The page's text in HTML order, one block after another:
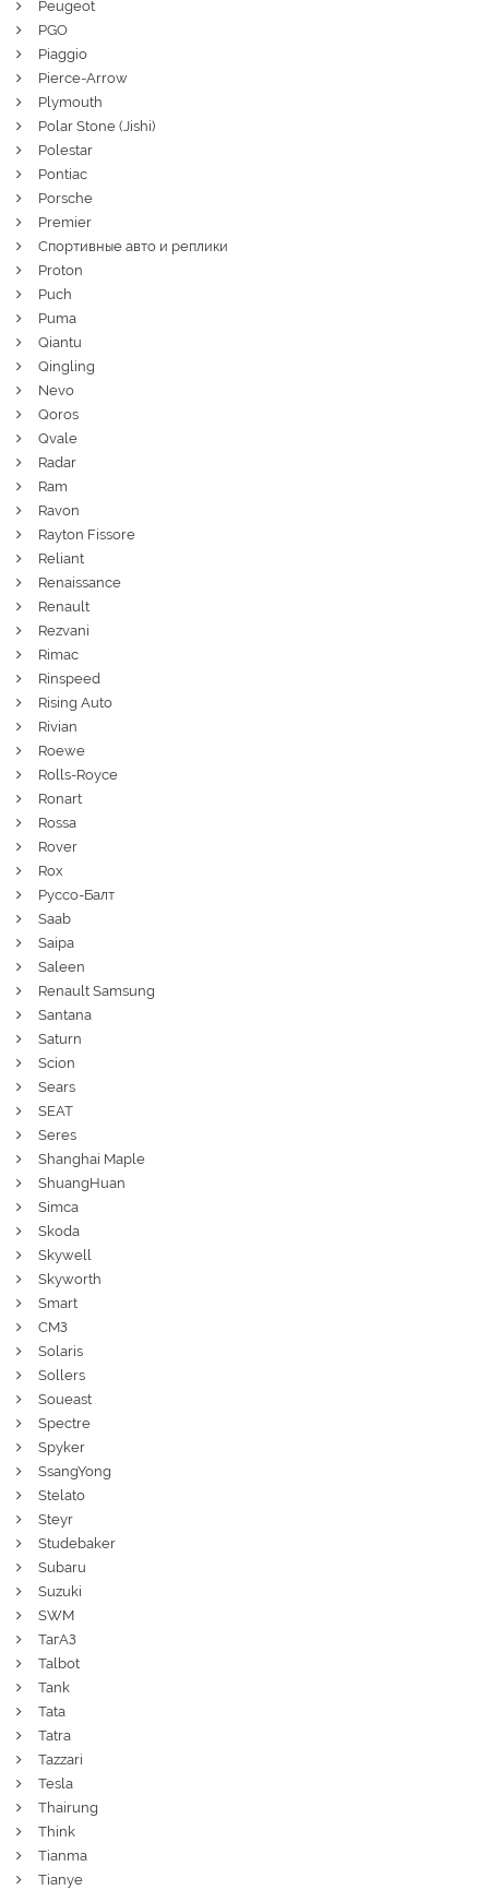
Peugeot
PGO
Piaggio
Pierce-Arrow
Plymouth
Polar Stone (Jishi)
Polestar
Pontiac
Porsche
Premier
Спортивные авто и реплики
Proton
Puch
Puma
Qiantu
Qingling
Nevo
Qoros
Qvale
Radar
Ram
Ravon
Rayton Fissore
Reliant
Renaissance
Renault
Rezvani
Rimac
Rinspeed
Rising Auto
Rivian
Roewe
Rolls-Royce
Ronart
Rossa
Rover
Rox
Руссо-Балт
Saab
Saipa
Saleen
Renault Samsung
Santana
Saturn
Scion
Sears
SEAT
Seres
Shanghai Maple
ShuangHuan
Simca
Skoda
Skywell
Skyworth
Smart
СМЗ
Solaris
Sollers
Soueast
Spectre
Spyker
SsangYong
Stelato
Steyr
Studebaker
Subaru
Suzuki
SWM
ТагАЗ
Talbot
Tank
Tata
Tatra
Tazzari
Tesla
Thairung
Think
Tianma
Tianye